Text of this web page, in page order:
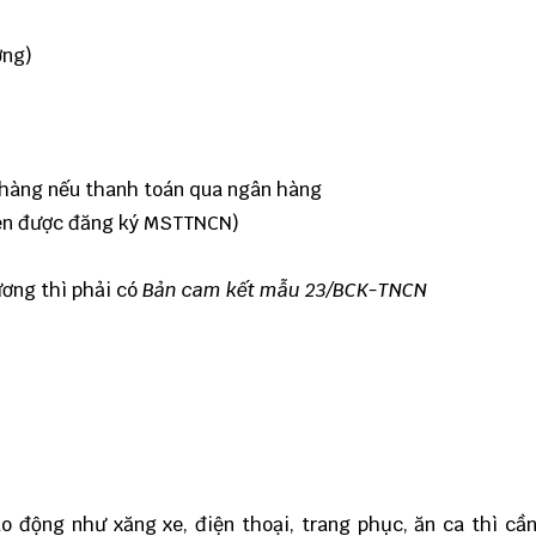
nếu thanh toán qua ngân hàng
được đăng ký MSTTNCN)
thì phải cóBản cam kết mẫu 23/BCK-TNCN
động như xăng xe, điện thoại, trang phục, ăn ca thì